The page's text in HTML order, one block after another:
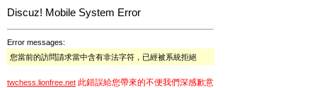
Discuz! Mobile System Error
Error messages:
您當前的訪問請求當中含有非法字符，已經被系統拒絕
twchess.lionfree.net 此錯誤給您帶來的不便我們深感歉意